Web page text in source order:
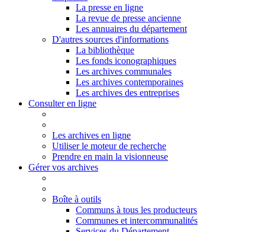
La presse en ligne
La revue de presse ancienne
Les annuaires du département
D'autres sources d'informations
La bibliothèque
Les fonds iconographiques
Les archives communales
Les archives contemporaines
Les archives des entreprises
Consulter en ligne
Les archives en ligne
Utiliser le moteur de recherche
Prendre en main la visionneuse
Gérer vos archives
Boîte à outils
Communs à tous les producteurs
Communes et intercommunalités